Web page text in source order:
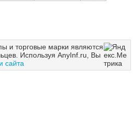
и торговые марки являются
Используя AnyInf.ru, Вы
сайта